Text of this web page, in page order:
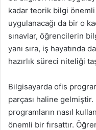
kadar teorik bilgi
uygulanacağı da bir o
sınavlar, öğrencilerin
yanı sıra, iş hayatında
hazırlık süreci niteliği
Bilgisayarda ofis
parçası haline gelmiştir.
programların nasıl
önemli bir fırsattır.